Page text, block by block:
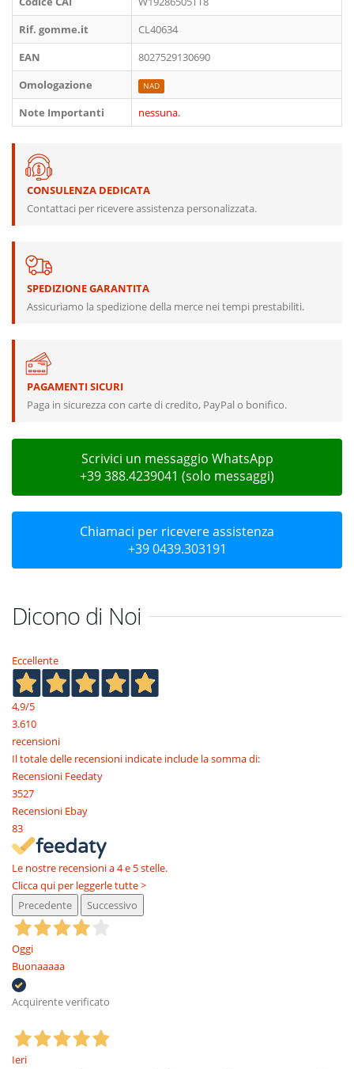
Rif. gomme.it
CL40634
EAN
8027529130690
Omologazione
NAD
Note Importanti nessuna.
CONSULENZA DEDICATA
Contattaci per ricevere assistenza personalizzata.
SPEDIZIONE GARANTITA
Assicuriamo la spedizione della merce nei tempi prestabiliti.
PAGAMENTI SICURI
Paga in sicurezza con carte di credito, PayPal o bonifico.
Scrivici un messaggio WhatsApp
+39 388.4239041 (solo messaggi)
Chiamaci per ricevere assistenza
+39 0439.303191
Dicono di Noi
Eccellente
4,9/5
3.610
recensioni
Il totale delle recensioni indicate include la somma di:
Recensioni Feedaty
3527
Recensioni Ebay
83
Le nostre recensioni a 4 e 5 stelle.
Clicca qui per leggerle tutte >
Precedente
Successivo
Oggi
Buonaaaaa
Acquirente verificato
Ieri